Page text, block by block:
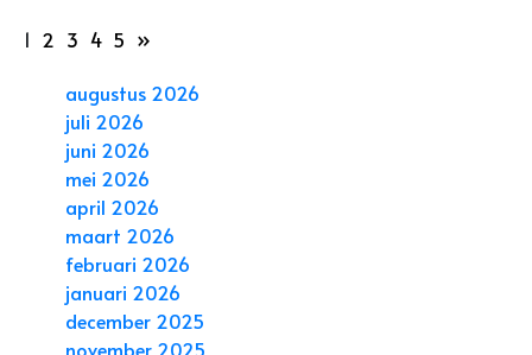
1 2 3 4 5 »
augustus 2026
juli 2026
juni 2026
mei 2026
april 2026
maart 2026
februari 2026
januari 2026
december 2025
november 2025